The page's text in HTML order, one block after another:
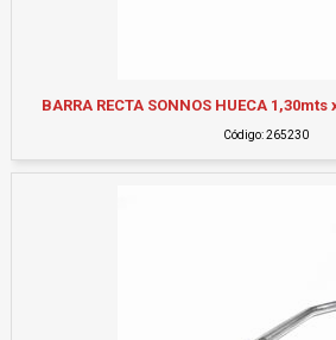
BARRA RECTA SONNOS HUECA
Código: 265230